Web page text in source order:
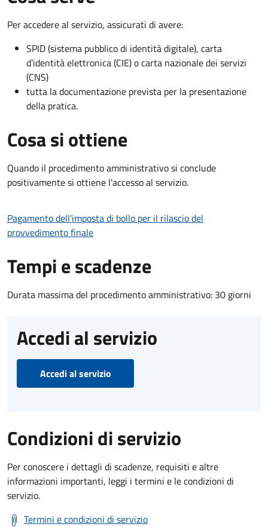
Per accedere al servizio, assicurati di avere:
SPID (sistema pubblico di identità digitale), carta
d’identità elettronica (CIE) o carta nazionale dei servizi
(CNS)
tutta la documentazione prevista per la presentazione
della pratica.
Cosa si ottiene
Quando il procedimento amministrativo si conclude
positivamente si ottiene l'accesso al servizio.
Pagamento dell'imposta di bollo per il rilascio del
provvedimento finale
Tempi e scadenze
Durata massima del procedimento amministrativo: 30 giorni
Accedi al servizio
Accedi al servizio
Condizioni di servizio
Per conoscere i dettagli di scadenze, requisiti e altre
informazioni importanti, leggi i termini e le condizioni di
servizio.
Termini e condizioni di servizio